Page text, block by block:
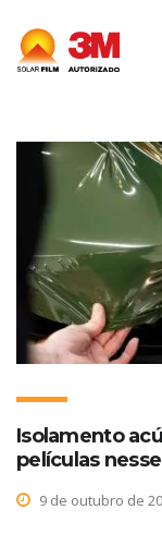
Home Blog
Isolamento
películas
9 de outubro de